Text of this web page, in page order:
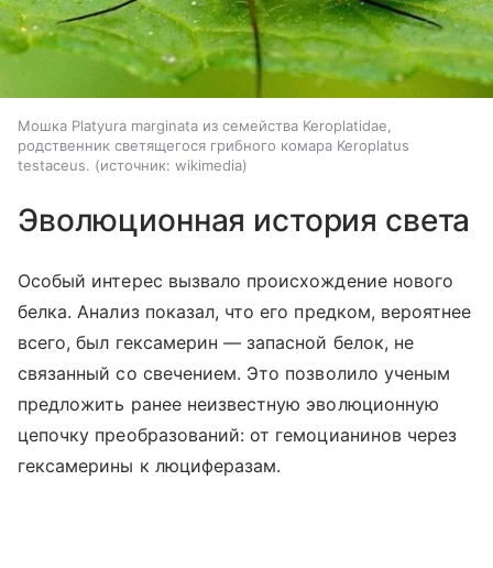
Мошка Platyura marginata из семейства Keroplatidae,
родственник светящегося грибного комара Keroplatus
testaceus.
источник: wikimedia
Эволюционная история света
Особый интерес вызвало происхождение нового
белка. Анализ показал, что его предком, вероятнее
всего, был гексамерин — запасной белок, не
связанный со свечением. Это позволило ученым
предложить ранее неизвестную эволюционную
цепочку преобразований: от гемоцианинов через
гексамерины к люциферазам.